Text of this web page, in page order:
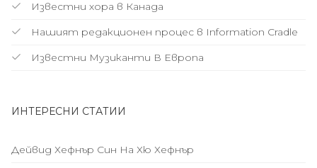
Известни хора в Канада
Нашият редакционен процес в Information Cradle
Известни Музиканти В Европа
ИНТЕРЕСНИ СТАТИИ
Дейвид Хефнър Син На Хю Хефнър